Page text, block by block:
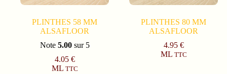
PLINTHES 58 MM
ALSAFLOOR
Note 5.00sur 5
4.05 €
ML TTC
PLINTHES 80 MM
ALSAFLOOR
4.95 €
ML TTC